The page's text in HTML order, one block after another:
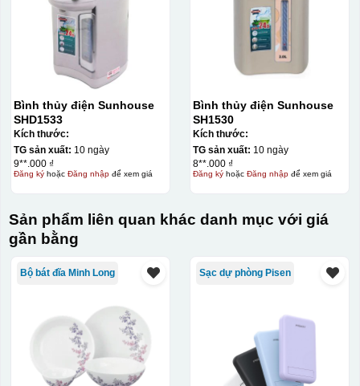
Bình thủy điện Sunhouse
SHD1533
Kích thước:
TG sản xuất: 10 ngày
9**.000 ₫
Đăng kýhoặc Đăng nhậpđể xem giá
Bình thủy điện Sunhouse
SH1530
Kích thước:
TG sản xuất: 10 ngày
8**.000 ₫
Đăng kýhoặc Đăng nhậpđể xem giá
Sản phẩm liên quan khác danh mục với giá
gần bằng
Bộ bát đĩa Minh Long Sạc dự phòng Pisen